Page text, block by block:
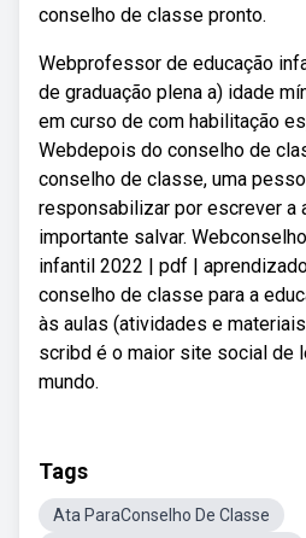
conselho de classe pronto.
Webprofessor de educação
de graduação plena a) idade
em curso de com habilitação
Webdepois do conselho de
conselho de classe, uma
responsabilizar por escrever a
importante salvar.
infantil 2022 | pdf |
conselho de classe para a
às aulas (atividades e
scribd é o maior site social de
mundo.
Tags
Ata ParaConselho De Classe